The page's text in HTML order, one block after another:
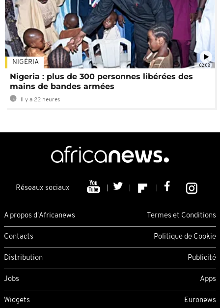
02:08
NIGÉRIA
Nigeria : plus de 300 personnes libérées des
mains de bandes armées
Il y a 22 heures
Réseaux sociaux
A propos d'Africanews Termes et Conditions
Contacts Politique de Cookie
Distribution Publicité
Jobs Apps
Widgets Euronews